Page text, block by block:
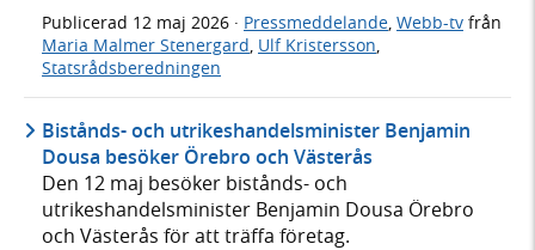
Publicerad 12 maj 2026 · Pressmeddelande, Webb-tv från
Maria Malmer Stenergard, Ulf Kristersson,
Statsrådsberedningen
Bistånds- och utrikeshandelsminister Benjamin
Dousa besöker Örebro och Västerås
Den 12 maj besöker bistånds- och
utrikeshandelsminister Benjamin Dousa Örebro
och Västerås för att träffa företag.